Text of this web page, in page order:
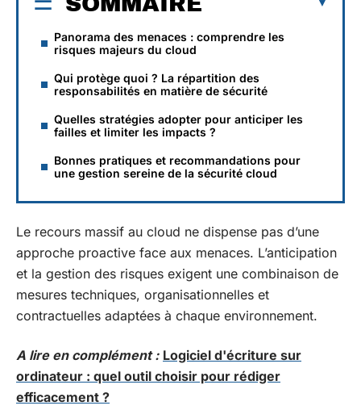
Panorama des menaces : comprendre les
risques majeurs du cloud
Qui protège quoi ? La répartition des
responsabilités en matière de sécurité
Quelles stratégies adopter pour anticiper les
failles et limiter les impacts ?
Bonnes pratiques et recommandations pour
une gestion sereine de la sécurité cloud
Le recours massif au cloud ne dispense pas d’une
approche proactive face aux menaces. L’anticipation
et la gestion des risques exigent une combinaison de
mesures techniques, organisationnelles et
contractuelles adaptées à chaque environnement.
A lire en complément : Logiciel d'écriture sur
ordinateur : quel outil choisir pour rédiger
efficacement ?